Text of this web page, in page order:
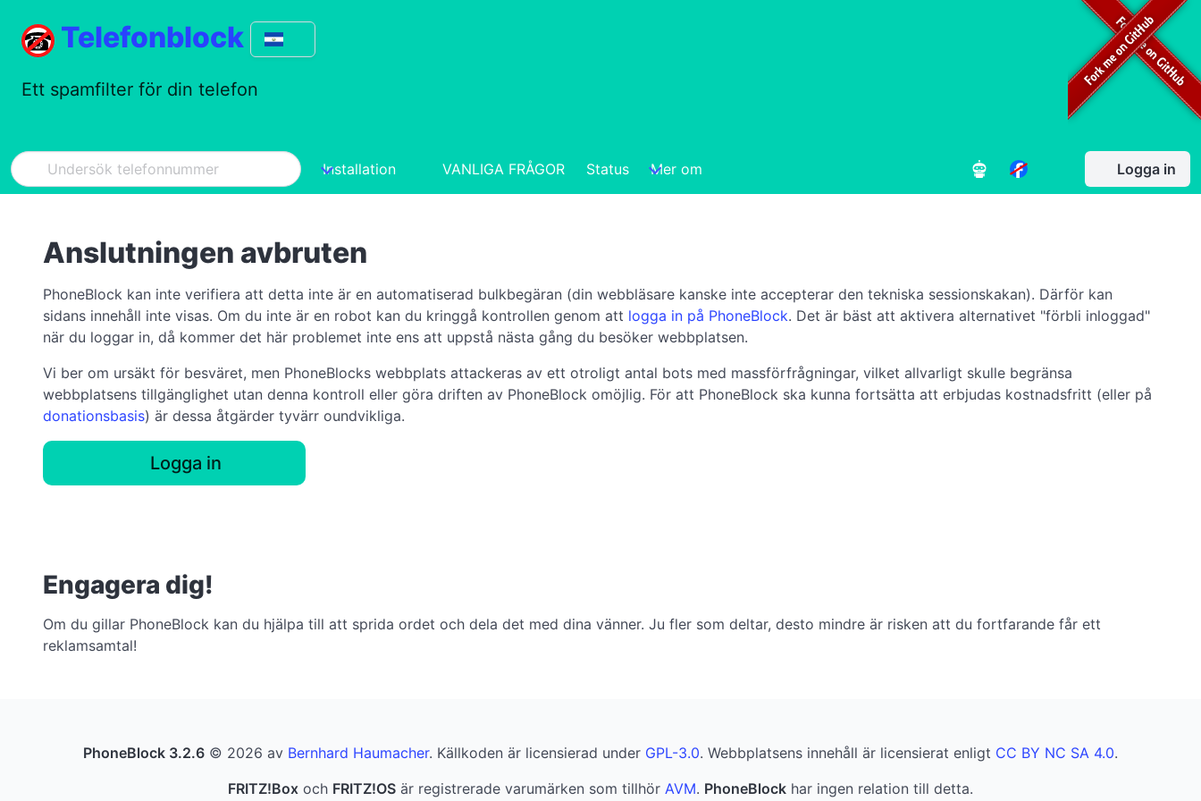
Telefonblock
Ett spamfilter för din telefon
Installation VANLIGA FRÅGOR Status Mer om Logga in
Anslutningen avbruten
PhoneBlock kan inte verifiera att detta inte är en automatiserad bulkbegäran (din webbläsare kanske inte accepterar den tekniska sessionskakan). Därför kan
sidans innehåll inte visas. Om du inte är en robot kan du kringgå kontrollen genom att logga in på PhoneBlock. Det är bäst att aktivera alternativet "förbli inloggad"
när du loggar in, då kommer det här problemet inte ens att uppstå nästa gång du besöker webbplatsen.
Vi ber om ursäkt för besväret, men PhoneBlocks webbplats attackeras av ett otroligt antal bots med massförfrågningar, vilket allvarligt skulle begränsa
webbplatsens tillgänglighet utan denna kontroll eller göra driften av PhoneBlock omöjlig. För att PhoneBlock ska kunna fortsätta att erbjudas kostnadsfritt (eller på
donationsbasis) är dessa åtgärder tyvärr oundvikliga.
Logga in
Engagera dig!
Om du gillar PhoneBlock kan du hjälpa till att sprida ordet och dela det med dina vänner. Ju fler som deltar, desto mindre är risken att du fortfarande får ett
reklamsamtal!
PhoneBlock 3.2.6 © 2026 av Bernhard Haumacher. Källkoden är licensierad under GPL-3.0. Webbplatsens innehåll är licensierat enligt CC BY NC SA 4.0.
FRITZ!Box och FRITZ!OS är registrerade varumärken som tillhör AVM. PhoneBlock har ingen relation till detta.